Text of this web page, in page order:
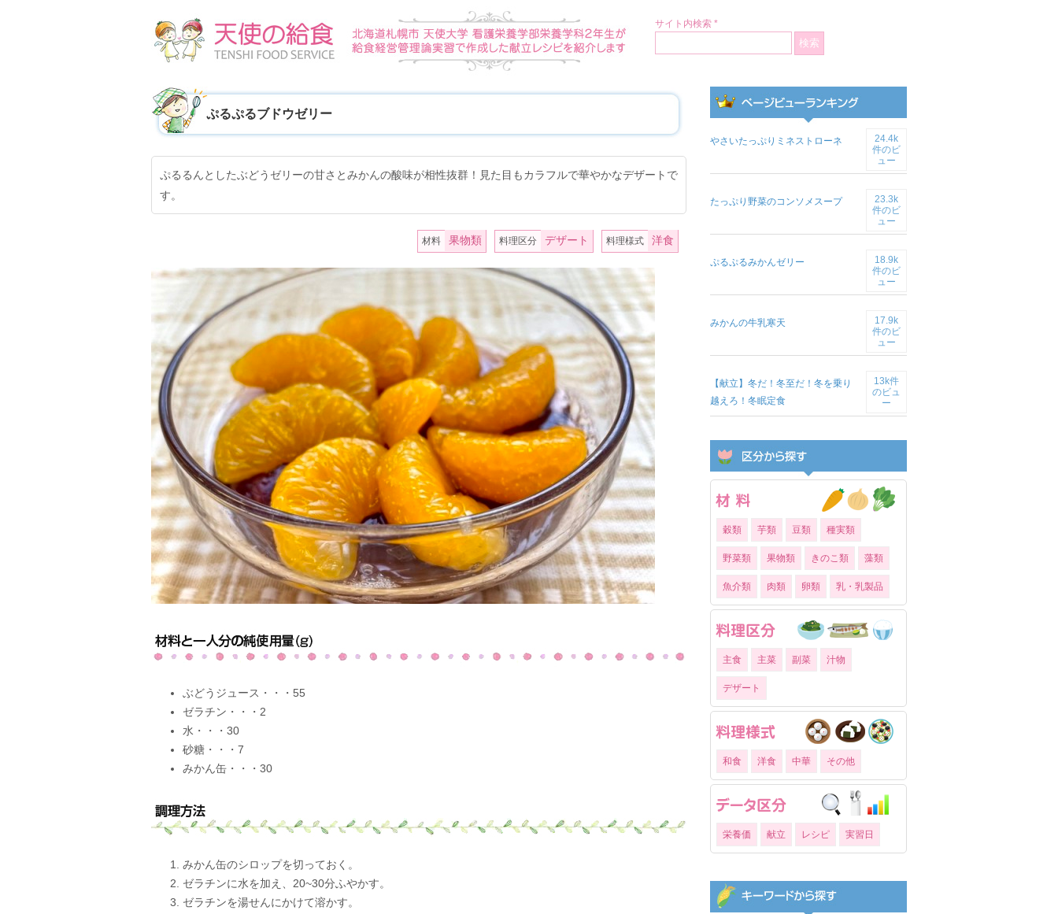
サイト内検索 *
ぷるぷるブドウゼリー
ぷるるんとしたぶどうゼリーの甘さとみかんの酸味が相性抜群！見た目もカラフルで華やかなデザートで
す。
材料 果物類 料理区分 デザート 料理様式 洋食
ぶどうジュース・・・55
ゼラチン・・・2
水・・・30
砂糖・・・7
みかん缶・・・30
みかん缶のシロップを切っておく。
ゼラチンに水を加え、20~30分ふやかす。
ゼラチンを湯せんにかけて溶かす。
やさいたっぷりミネストローネ
24.4k
件のビ
ュー
たっぷり野菜のコンソメスープ
23.3k
件のビ
ュー
ぷるぷるみかんゼリー
18.9k
件のビ
ュー
みかんの牛乳寒天
17.9k
件のビ
ュー
【献立】冬だ！冬至だ！冬を乗り
越えろ！冬眠定食
13k件
のビュ
ー
穀類 芋類 豆類 種実類
野菜類 果物類 きのこ類 藻類
魚介類 肉類 卵類 乳・乳製品
主食 主菜 副菜 汁物
デザート
和食 洋食 中華 その他
栄養価 献立 レシピ 実習日